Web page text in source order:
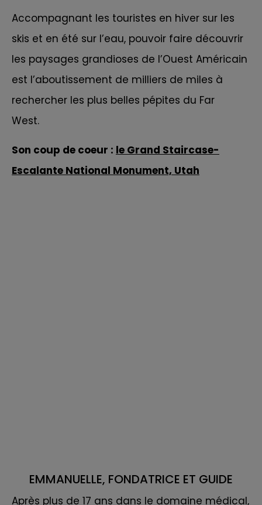
Accompagnant les touristes en hiver sur les
skis et en été sur l’eau, pouvoir faire découvrir
les paysages grandioses de l’Ouest Américain
est l’aboutissement de milliers de miles à
rechercher les plus belles pépites du Far
West.
Son coup de coeur : le Grand Staircase-
Escalante National Monument, Utah
EMMANUELLE, FONDATRICE ET GUIDE
Après plus de 17 ans dans le domaine médical,